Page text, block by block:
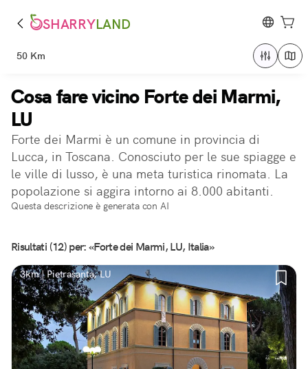
SHARRYLAND
50 Km
Cosa fare vicino Forte dei Marmi,
LU
Forte dei Marmi è un comune in provincia di
Lucca, in Toscana. Conosciuto per le sue spiagge e
le ville di lusso, è una meta turistica rinomata. La
popolazione si aggira intorno ai 8.000 abitanti.
Questa descrizione è generata con AI
Risultati (12) per: «Forte dei Marmi, LU, Italia»
3km | Pietrasanta, LU